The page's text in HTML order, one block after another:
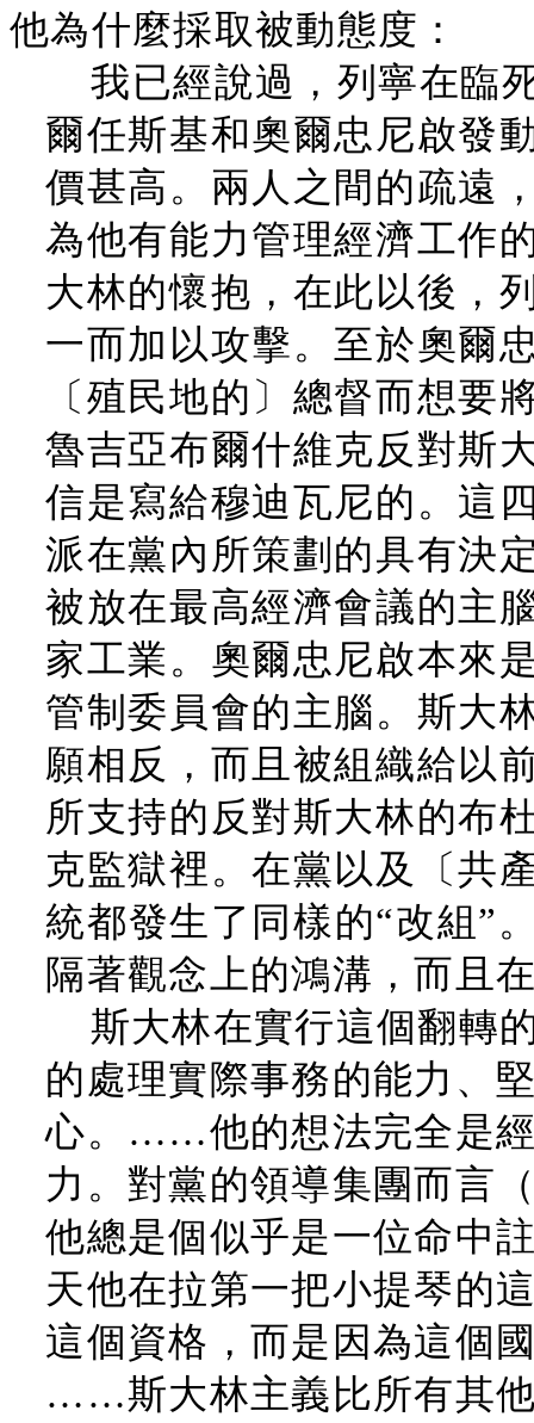
他為什麼採取被動態度：
我已經說過，列寧在臨
爾任斯基和奧爾忠尼啟發
價甚高。兩人之間的疏遠
為他有能力管理經濟工作
大林的懷抱，在此以後，
一而加以攻擊。至於奧爾
〔殖民地的〕總督而想要
魯吉亞布爾什維克反對斯
信是寫給穆迪瓦尼的。這
派在黨內所策劃的具有決
被放在最高經濟會議的主
家工業。奧爾忠尼啟本來
管制委員會的主腦。斯大
願相反，而且被組織給以
所支持的反對斯大林的布
克監獄裡。在黨以及〔共
統都發生了同樣的“改組”
隔著觀念上的鴻溝，而且
斯大林在實行這個翻轉
的處理實際事務的能力、
心。……他的想法完全是
力。對黨的領導集團而言
他總是個似乎是一位命中
天他在拉第一把小提琴的
這個資格，而是因為這個
……斯大林主義比所有其